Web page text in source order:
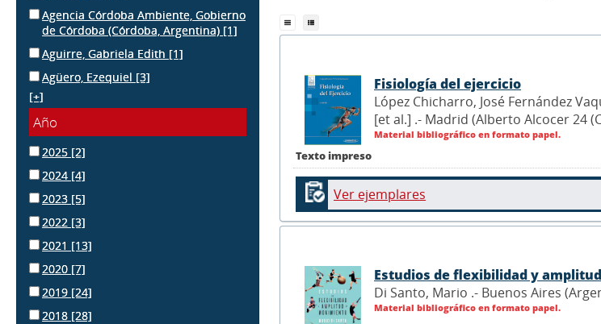
Agencia Córdoba Ambiente, Gobierno
de Córdoba (Córdoba, Argentina) [1]
Aguirre, Gabriela Edith [1]
Agüero, Ezequiel [3]
[+]
Año
2025 [2]
2024 [4]
2023 [5]
2022 [3]
2021 [13]
2020 [7]
2019 [24]
2018 [28]
Texto impreso
Fisiología del ejercicio
López Chicharro, José Fernández
[et al.] .- Madrid (Alberto Alcocer 24
Material bibliográfico en formato papel.
Ver ejemplares
Estudios de flexibilidad y
Di Santo, Mario .- Buenos Aires
Material bibliográfico en formato papel.